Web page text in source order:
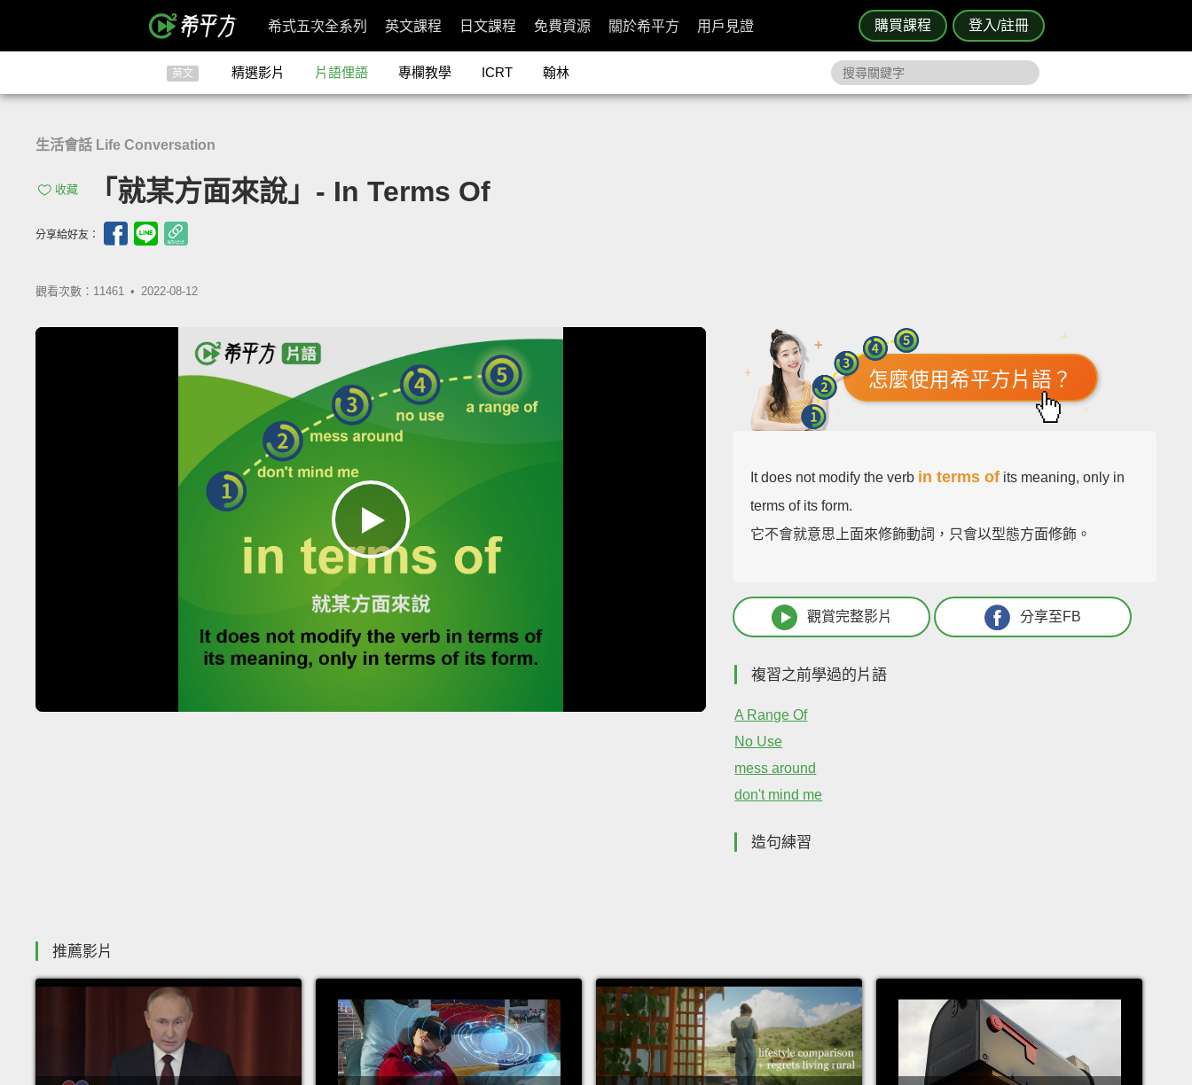
購買課程 登入/註冊
希式五次全系列 英文課程 日文課程 免費資源 關於希平方 用戶見證
英文 精選影片 片語俚語 專欄教學 ICRT 翰林
生活會話 Life Conversation
收藏 「就某方面來說」- In Terms Of
分享給好友：
觀看次數：11461 • 2022-08-12
怎麼使用希平方片語？
It does not modify the verb in terms of its meaning, only in
terms of its form.
它不會就意思上面來修飾動詞，只會以型態方面修飾。
觀賞完整影片 分享至FB
複習之前學過的片語
A Range Of
No Use
mess around
don't mind me
造句練習
推薦影片